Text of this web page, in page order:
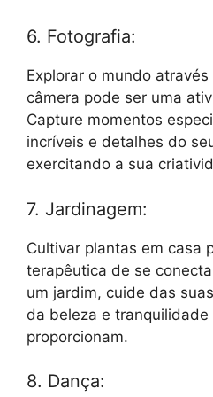
6. Fotografia:
Explorar o mundo
câmera pode ser uma
Capture momentos
incríveis e detalhes do
exercitando a sua
7. Jardinagem:
Cultivar plantas em casa
terapêutica de se
um jardim, cuide das
da beleza e tranquilidade
proporcionam.
8. Dança: